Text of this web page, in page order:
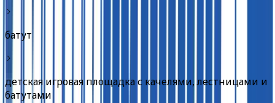
батут
детская игровая площадка с качелями, лестницами и
батутами